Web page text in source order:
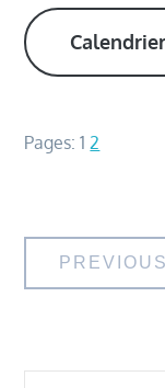
Calendrier
Pages:1 2
PREVIOUS